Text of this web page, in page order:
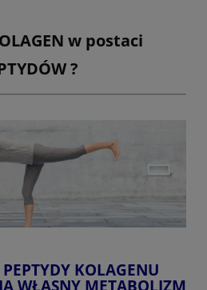
w postaci
?
KOLAGENU
WŁASNY METABOLIZM